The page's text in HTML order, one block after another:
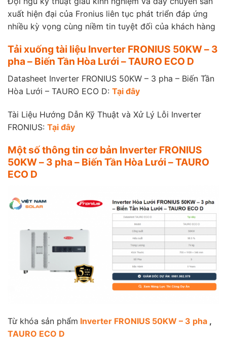
xuất hiện đại của Fronius liên tục phát triển đáp ứng
nhiều kỳ vọng cùng niềm tin tuyệt đối của khách hàng
Tải xuống tài liệu Inverter FRONIUS 50KW – 3
pha – Biến Tần Hòa Lưới – TAURO ECO D
Datasheet Inverter FRONIUS 50KW – 3 pha – Biến Tần
Hòa Lưới – TAURO ECO D: Tại đây
Tài Liệu Hướng Dẫn Kỹ Thuật và Xử Lý Lỗi Inverter
FRONIUS: Tại đây
Một số thông tin cơ bản Inverter FRONIUS
50KW – 3 pha – Biến Tần Hòa Lưới – TAURO
ECO D
Từ khóa sản phẩm Inverter FRONIUS 50KW – 3 pha ,
TAURO ECO D